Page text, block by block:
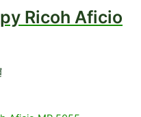
Ricoh Aficio